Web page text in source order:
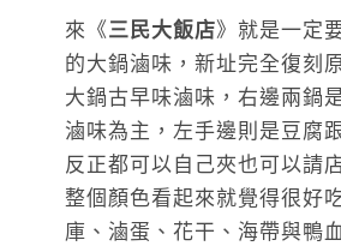
來《三民大飯店》就是一定
的大鍋滷味，新址完全復刻
大鍋古早味滷味，右邊兩鍋
滷味為主，左手邊則是豆腐
反正都可以自己夾也可以請
整個顏色看起來就覺得很好
庫、滷蛋、花干、海帶與鴨